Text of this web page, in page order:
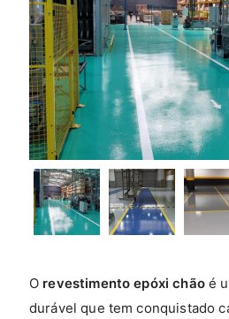
O revestimento epóxi chãoé
durável que tem conquistado